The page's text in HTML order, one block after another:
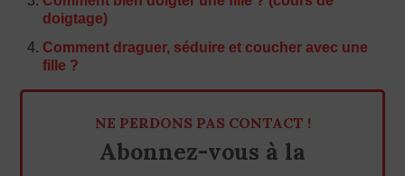
doigtage)
Comment draguer, séduire et coucher avec une
fille ?
NE PERDONS PAS CONTACT !
Abonnez-vous à la